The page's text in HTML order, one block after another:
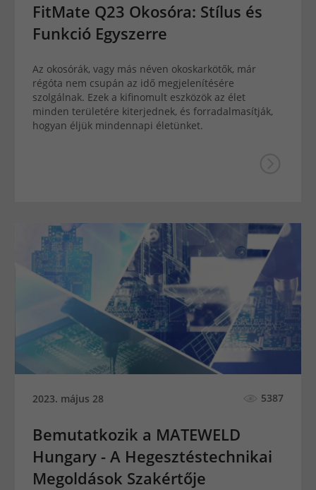
FitMate Q23 Okosóra: Stílus és
Funkció Egyszerre
Az okosórák, vagy más néven okoskarkötők, már
régóta nem csupán az idő megjelenítésére
szolgálnak. Ezek a kifinomult eszközök az élet
minden területére kiterjednek, és forradalmasítják,
hogyan éljük mindennapi életünket.
2023. május 28 5387
Bemutatkozik a MATEWELD
Hungary - A Hegesztéstechnikai
Megoldások Szakértője